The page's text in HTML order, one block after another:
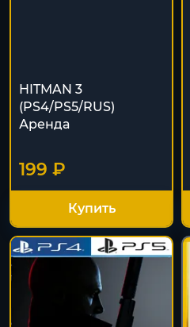
HITMAN 3
(PS4/PS5/RUS)
Аренда
199 ₽
Купить